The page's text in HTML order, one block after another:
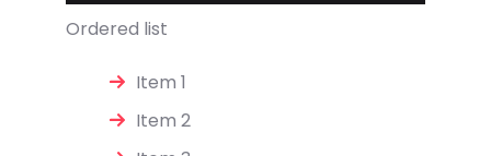
Ordered list
Item 1
Item 2